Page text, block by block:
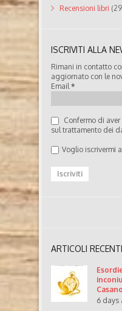
Recensioni libri
ISCRIVITI ALLA
Rimani in contatto
aggiornato con le
Email*
Confermo di
sul trattamento dei
Voglio iscrivermi
ARTICOLI RECENTI
6 days